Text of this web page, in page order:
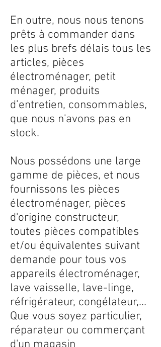
En outre, nous nous tenons
prêts à commander dans
les plus brefs délais tous les
articles, pièces
électroménager, petit
ménager, produits
d’entretien, consommables,
que nous n'avons pas en
stock.
Nous possédons une large
gamme de pièces, et nous
fournissons les pièces
électroménager, pièces
d'origine constructeur,
toutes pièces compatibles
et/ou équivalentes suivant
demande pour tous vos
appareils électroménager,
lave vaisselle, lave-linge,
réfrigérateur, congélateur,...
Que vous soyez particulier,
réparateur ou commerçant